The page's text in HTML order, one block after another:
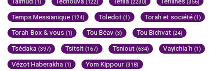
(1) (122) (2230) (356)
Temps Messianique (124) Toledot (1) Torah et société (1)
Torah-Box & vous (1) Tou Béav (3) Tou Bichvat (24)
Tsédaka (397) Tsitsit (167) Tsniout (634) Vayichla'h (1)
Vézot Haberakha (1) Yom Kippour (318)